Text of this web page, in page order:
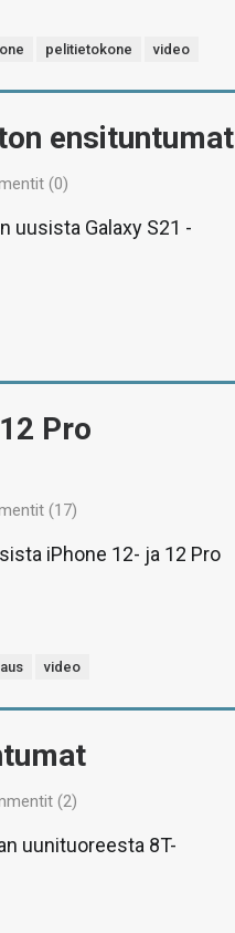
pelitietokone video
ensituntumat
(0)
uusista Galaxy S21 -
Pro
(17)
iPhone 12- ja 12 Pro
video
(2)
uunituoreesta 8T-